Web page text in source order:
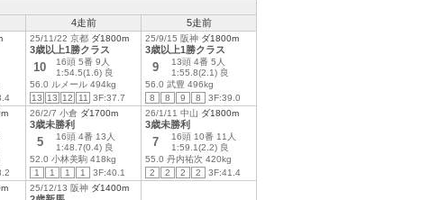
4走前 5走前
25/11/22 京都 ダ1800m
3歳以上1勝クラス
10
16頭 5番 9人
1:54.5(1.6) 良
56.0 ルメール 494kg
13
13 12 11 3F:37.7
25/9/15 阪神 ダ1800m
3歳以上1勝クラス
9
13頭 4番 5人
1:55.8(2.1) 良
56.0 武豊 496kg
8
8 9 8 3F:39.0
26/2/7 小倉 ダ1700m
3歳未勝利
5
16頭 4番 13人
1:48.7(0.4) 良
52.0 小林美駒 418kg
1
1 1 1 3F:40.1
26/1/11 中山 ダ1800m
3歳未勝利
7
16頭 10番 11人
1:59.1(2.2) 良
55.0 丹内祐次 420kg
2
2 2 2 3F:41.4
25/12/13 阪神 ダ1400m